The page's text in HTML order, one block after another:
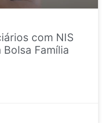
com NIS
Família